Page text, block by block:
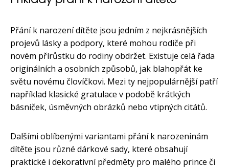
Přání k narození dítěte jsou jedním z nejkrásnějších
projevů lásky a podpory, které mohou rodiče při
novém přírůstku do rodiny obdržet. Existuje celá řada
originálních a osobních způsobů, jak blahopřát ke
světu novému človíčkovi. Mezi ty nejpopulárnější patří
například klasické gratulace v podobě krátkých
básniček, úsměvných obrázků nebo vtipných citátů.
Dalšími oblíbenými variantami přání k narozeninám
dítěte jsou různé dárkové sady, které obsahují
praktické i dekorativní předměty pro malého prince či